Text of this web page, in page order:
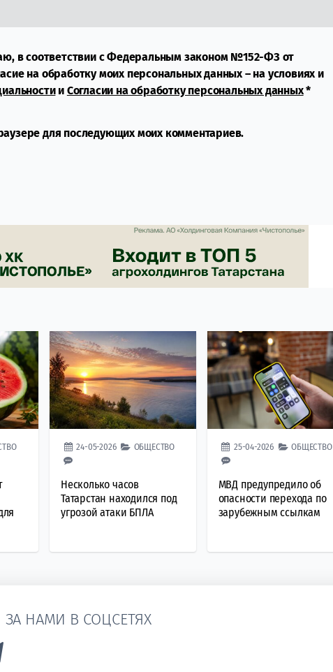
в соответствии с Федеральным законом №152-ФЗ от
на обработку моих персональных данных – на условиях и
и Согласии на обработку персональных данных*
для последующих моих комментариев.
24-05-2026 ОБЩЕСТВО
Несколько часов
Татарстан находился под
угрозой атаки БПЛА
25-04-2026 ОБЩЕСТВО
МВД предупредило об
опасности перехода по
зарубежным ссылкам
ЗА НАМИ В СОЦСЕТЯХ
Vk